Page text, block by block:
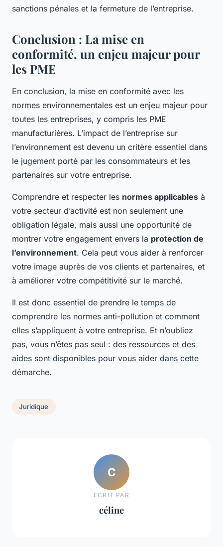
sanctions pénales et la fermeture de l’entreprise.
Conclusion : La mise en
conformité, un enjeu majeur pour
les PME
En conclusion, la mise en conformité avec les
normes environnementales est un enjeu majeur pour
toutes les entreprises, y compris les PME
manufacturières. L’impact de l’entreprise sur
l’environnement est devenu un critère essentiel dans
le jugement porté par les consommateurs et les
partenaires sur votre entreprise.
Comprendre et respecter les normes applicables à
votre secteur d’activité est non seulement une
obligation légale, mais aussi une opportunité de
montrer votre engagement envers la protection de
l’environnement. Cela peut vous aider à renforcer
votre image auprès de vos clients et partenaires, et
à améliorer votre compétitivité sur le marché.
Il est donc essentiel de prendre le temps de
comprendre les normes anti-pollution et comment
elles s’appliquent à votre entreprise. Et n’oubliez
pas, vous n’êtes pas seul : des ressources et des
aides sont disponibles pour vous aider dans cette
démarche.
Juridique
C
ECRIT PAR
céline